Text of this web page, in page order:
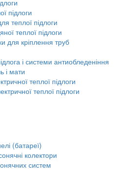
підлоги
теплої підлоги
теплої підлоги
для кріплення труб
і системи антиобледеніння
і мати
теплої підлоги
теплої підлоги
(батареї)
колектори
систем